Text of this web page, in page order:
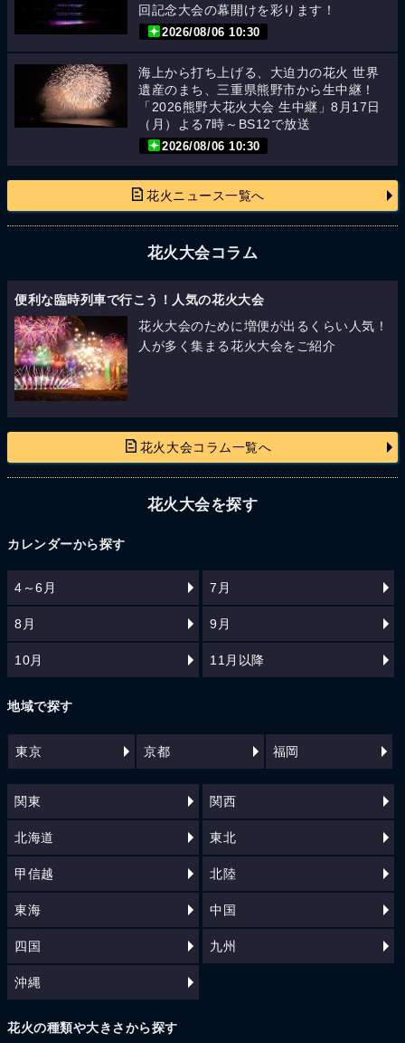
回記念大会の幕開けを彩ります！
2026/08/06 10:30
海上から打ち上げる、大迫力の花火 世界
遺産のまち、三重県熊野市から生中継！
「2026熊野大花火大会 生中継」8月17日
（月）よる7時～BS12で放送
2026/08/06 10:30
花火ニュース一覧へ
花火大会コラム
便利な臨時列車で行こう！人気の花火大会
花火大会のために増便が出るくらい人気！
人が多く集まる花火大会をご紹介
花火大会コラム一覧へ
花火大会を探す
カレンダーから探す
4～6月 7月
8月 9月
10月 11月以降
地域で探す
東京 京都 福岡
関東 関西
北海道 東北
甲信越 北陸
東海 中国
四国 九州
沖縄
花火の種類や大きさから探す